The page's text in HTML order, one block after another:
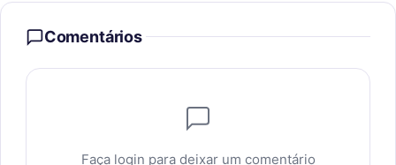
Comentários
Faça login para deixar um comentário